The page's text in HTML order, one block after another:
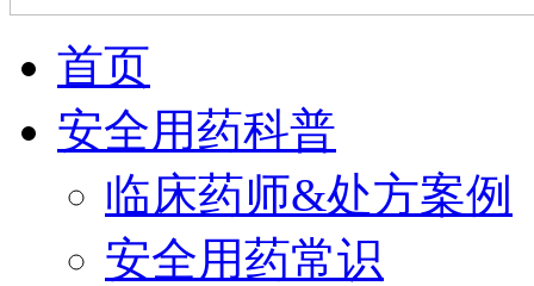
首页
安全用药科普
临床药师&处方案例
安全用药常识